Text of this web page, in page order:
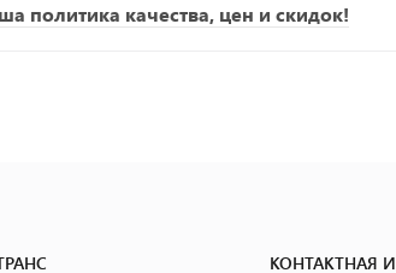
политика качества, цен и скидок!
КОНТАКТНАЯ